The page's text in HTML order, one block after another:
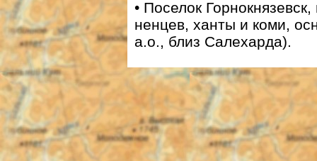
• Поселок
ненцев, ханты и коми,
а.о., близ Салехарда).